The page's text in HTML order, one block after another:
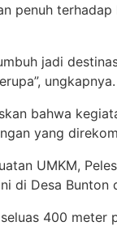
penuh
jadi
ungkapnya.
bahwa
yang
UMKM,
di Desa
400